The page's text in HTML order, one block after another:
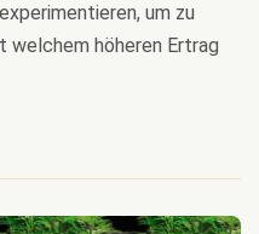
um zu
welchem höheren Ertrag